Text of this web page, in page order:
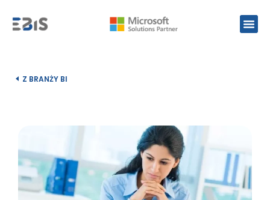
Z BRANŻY BI